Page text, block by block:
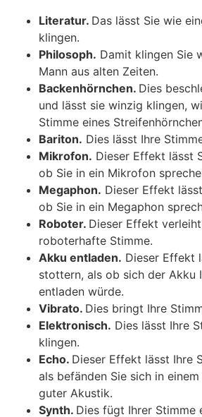
Literatur. Das lässt Sie wie
klingen.
Philosoph. Damit klingen Sie
Mann aus alten Zeiten.
Backenhörnchen. Dies
und lässt sie winzig klingen,
Stimme eines
Bariton. Dies lässt Ihre
Mikrofon. Dieser Effekt lässt
ob Sie in ein Mikrofon
Megaphon. Dieser Effekt
ob Sie in ein Megaphon
Roboter. Dieser Effekt
roboterhafte Stimme.
Akku entladen. Dieser Effekt
stottern, als ob sich der Akku
entladen würde.
Vibrato. Dies bringt Ihre
Elektronisch. Dies lässt Ihre
klingen.
Echo. Dieser Effekt lässt Ihre
als befänden Sie sich in
guter Akustik.
Synth. Dies fügt Ihrer Stimme